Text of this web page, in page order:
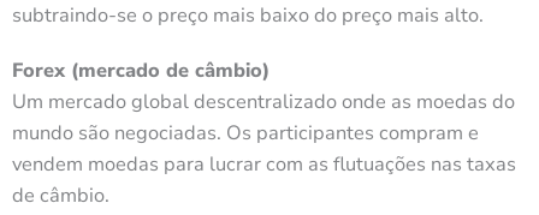
subtraindo-se o preço mais baixo do preço mais alto.
Forex (mercado de câmbio)
Um mercado global descentralizado onde as moedas do
mundo são negociadas. Os participantes compram e
vendem moedas para lucrar com as flutuações nas taxas
de câmbio.